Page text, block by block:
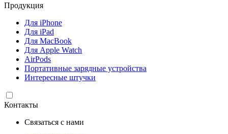
Продукция
Для iPhone
Для iPad
Для MacBook
Для Apple Watch
AirPods
Портативные зарядные устройства
Интересные штучки
Контакты
Связаться с нами